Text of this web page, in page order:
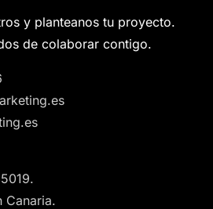
y planteanos tu proyecto.
de colaborar contigo.
Canaria.